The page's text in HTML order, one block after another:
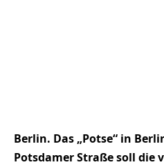
Berlin. Das „Potse“ in
Potsdamer Straße soll die